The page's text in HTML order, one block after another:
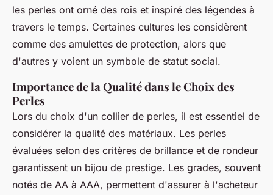
les perles ont orné des rois et inspiré des légendes à
travers le temps. Certaines cultures les considèrent
comme des amulettes de protection, alors que
d'autres y voient un symbole de statut social.
Importance de la Qualité dans le Choix des
Perles
Lors du choix d'un collier de perles, il est essentiel de
considérer la qualité des matériaux. Les perles
évaluées selon des critères de brillance et de rondeur
garantissent un bijou de prestige. Les grades, souvent
notés de AA à AAA, permettent d'assurer à l'acheteur